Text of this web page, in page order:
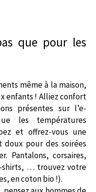
que pour les
même à la maison,
enfants ! Alliez confort
présentes sur l’e-
les températures
et offrez-vous une
pour des soirées
Pantalons, corsaires,
shirts, … trouvez votre
en coton bio !).